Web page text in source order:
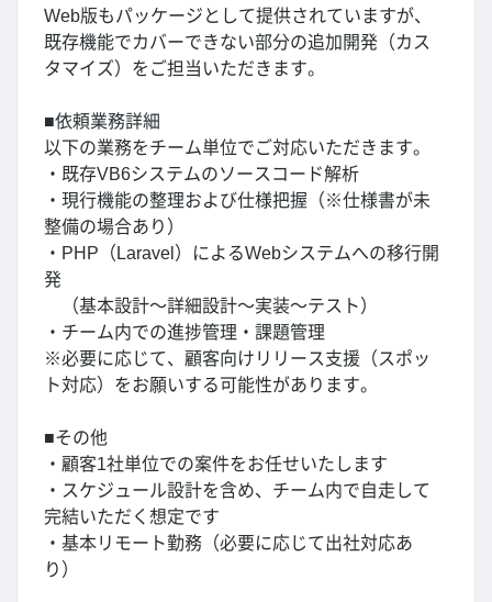
Web版もパッケージとして提供されていますが、
既存機能でカバーできない部分の追加開発（カス
タマイズ）をご担当いただきます。
■依頼業務詳細
以下の業務をチーム単位でご対応いただきます。
・既存VB6システムのソースコード解析
・現行機能の整理および仕様把握（※仕様書が未
整備の場合あり）
・PHP（Laravel）によるWebシステムへの移行開
発
（基本設計～詳細設計～実装～テスト）
・チーム内での進捗管理・課題管理
※必要に応じて、顧客向けリリース支援（スポッ
ト対応）をお願いする可能性があります。
■その他
・顧客1社単位での案件をお任せいたします
・スケジュール設計を含め、チーム内で自走して
完結いただく想定です
・基本リモート勤務（必要に応じて出社対応あ
り）